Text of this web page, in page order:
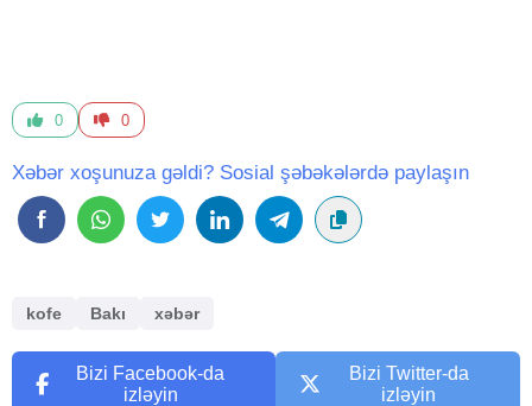
0 0
Xəbər xoşunuza gəldi? Sosial şəbəkələrdə paylaşın
kofe Bakı xəbər
Bizi Facebook-da
izləyin
Bizi Twitter-da
izləyin